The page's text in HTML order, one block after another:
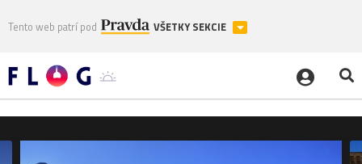
Tento web patrí pod VŠETKY SEKCIE